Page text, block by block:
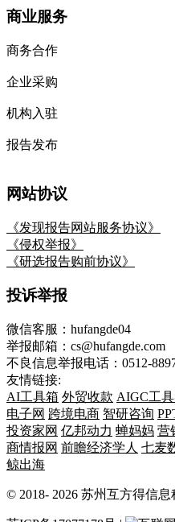
商业服务
商务合作
企业采购
机构入驻
报告发布
网站协议
《发现报告网站服务协议》
《侵权举报》
《研选报告购前协议》
投诉举报
微信客服：hufangde04
举报邮箱：cs@hufangde.com
不良信息举报电话：0512-
友情链接:
AI工具箱 外贸收款 AIGC工
电子网 跨境电商 智研咨询
投资家网 亿邦动力 蝉妈妈 营
商情报网 前瞻经济学人 七麦
鲸出海
© 2018- 2026 苏州互方得信息